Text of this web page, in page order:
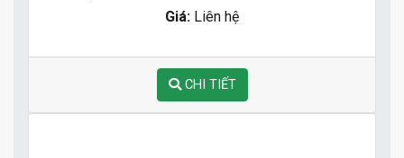
Giá: Liên hệ
CHI TIẾT